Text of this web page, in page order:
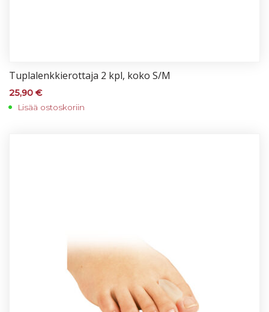
Tup­la­lenk­kie­rot­ta­ja 2 kpl, ko­ko S/M
25,90 €
Lisää ostoskoriin